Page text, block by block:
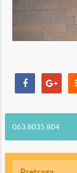
063 8035 804